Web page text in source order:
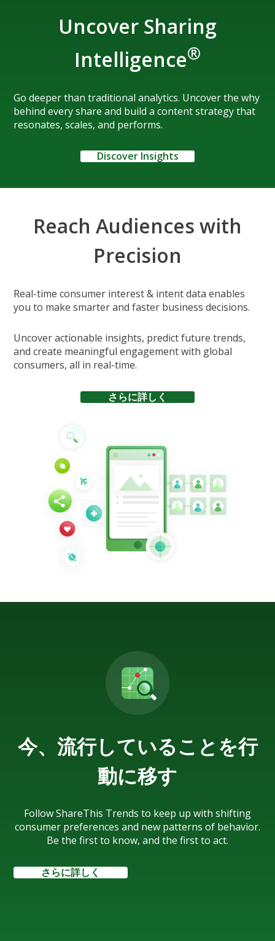
Uncover Sharing
Intelligence®
Go deeper than traditional analytics. Uncover the why
behind every share and build a content strategy that
resonates, scales, and performs.
Discover Insights
Reach Audiences with
Precision
Real-time consumer interest & intent data enables
you to make smarter and faster business decisions.
Uncover actionable insights, predict future trends,
and create meaningful engagement with global
consumers, all in real-time.
さらに詳しく
今、流行していることを行
動に移す
Follow ShareThis Trends to keep up with shifting
consumer preferences and new patterns of behavior.
Be the first to know, and the first to act.
さらに詳しく